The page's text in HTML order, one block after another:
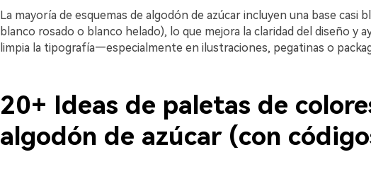
La mayoría de esquemas de algodón de azúcar incluyen una base casi
blanco rosado o blanco helado), lo que mejora la claridad del diseño y
limpia la tipografía—especialmente en ilustraciones, pegatinas o
20+ Ideas de paletas de
algodón de azúcar (con